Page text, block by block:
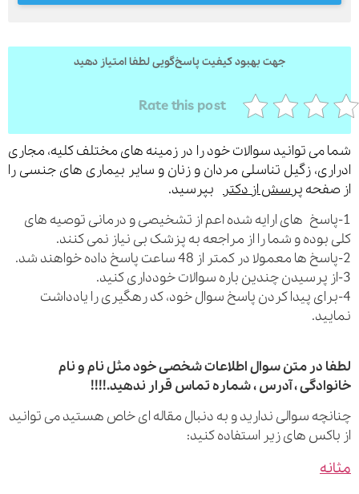
جهت بهبود کیفیت پاسخ‌گویی لطفا امتیاز دهید
Rate this post
توانید سوالات خود را در زمینه های مختلف کلیه، مجاری
زگیل تناسلی مردان و زنان و سایر بیماری های جنسی را
پرسش از دکتربپرسید.
های ارایه شده اعم از تشخیصی و درمانی توصیه های
و شما را از مراجعه به پزشک بی نیاز نمی کنند.
پیدا کردن پاسخ سوال خود، کد رهگیری را یادداشت
در متن سوال اطلاعات شخصی خود مثل نام و نام
، آدرس ، شماره تماس قرار ندهید.!!!!
سوالی ندارید و به دنبال مقاله ای خاص هستید می توانید
های زیر استفاده کنید: